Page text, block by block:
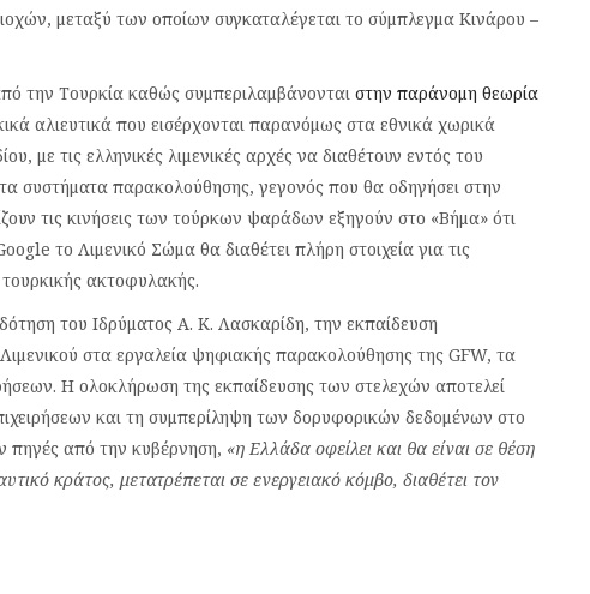
μεταξύ των οποίων συγκαταλέγεται το σύμπλεγμα Κινάρου –
την Τουρκία καθώς συμπεριλαμβάνονται στην παράνομη θεωρία
αλιευτικά που εισέρχονται παρανόμως στα εθνικά χωρικά
με τις ελληνικές λιμενικές αρχές να διαθέτουν εντός του
συστήματα παρακολούθησης, γεγονός που θα οδηγήσει στην
τις κινήσεις των τούρκων ψαράδων εξηγούν στο «Βήμα» ότι
το Λιμενικό Σώμα θα διαθέτει πλήρη στοιχεία για τις
ακτοφυλακής.
του Ιδρύματος Α. Κ. Λασκαρίδη, την εκπαίδευση
στα εργαλεία ψηφιακής παρακολούθησης της GFW, τα
Η ολοκλήρωση της εκπαίδευσης των στελεχών αποτελεί
και τη συμπερίληψη των δορυφορικών δεδομένων στο
πηγές από την κυβέρνηση, «η Ελλάδα οφείλει και θα είναι σε θέση
κράτος, μετατρέπεται σε ενεργειακό κόμβο, διαθέτει τον